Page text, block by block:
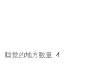
睡觉的地方数量 4